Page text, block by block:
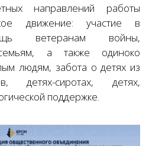
направлений работы
движение: участие в
ветеранам войны,
а также одиноко
людям, забота о детях из
детях-сиротах, детях,
поддержке.